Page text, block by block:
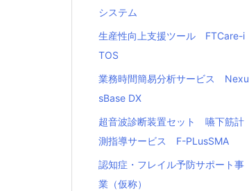
システム
生産性向上支援ツール FTCare-i
TOS
業務時間簡易分析サービス Nexu
sBase DX
超音波診断装置セット 嚥下筋計
測指導サービス F-PLusSMA
認知症・フレイル予防サポート事
業（仮称）